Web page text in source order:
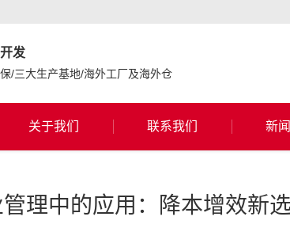
发
/三大生产基地/海外工厂及海外仓
关于我们 联系我们 新
理中的应用：降本增效新